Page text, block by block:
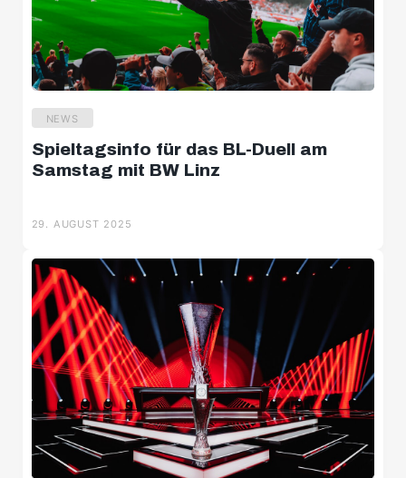
NEWS
Spieltagsinfo für das BL-Duell am
Samstag mit BW Linz
29. AUGUST 2025